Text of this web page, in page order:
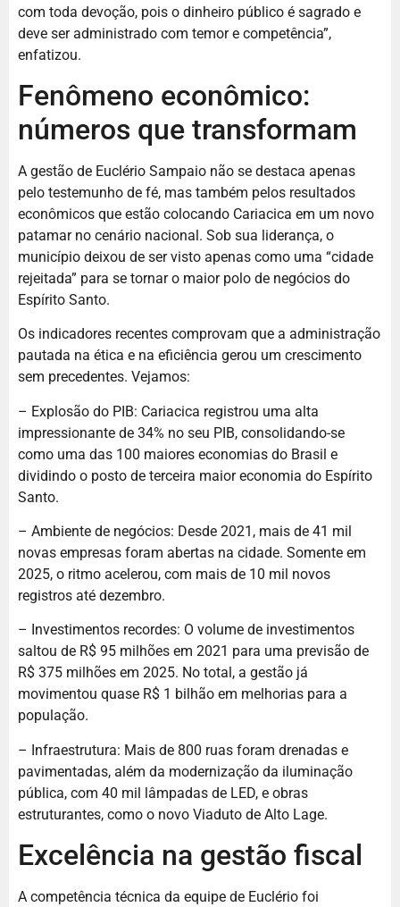
com toda devoção, pois o dinheiro público é sagrado e
deve ser administrado com temor e competência”,
enfatizou.
Fenômeno econômico:
números que transformam
A gestão de Euclério Sampaio não se destaca apenas
pelo testemunho de fé, mas também pelos resultados
econômicos que estão colocando Cariacica em um novo
patamar no cenário nacional. Sob sua liderança, o
município deixou de ser visto apenas como uma “cidade
rejeitada” para se tornar o maior polo de negócios do
Espírito Santo.
Os indicadores recentes comprovam que a administração
pautada na ética e na eficiência gerou um crescimento
sem precedentes. Vejamos:
– Explosão do PIB: Cariacica registrou uma alta
impressionante de 34% no seu PIB, consolidando-se
como uma das 100 maiores economias do Brasil e
dividindo o posto de terceira maior economia do Espírito
Santo.
– Ambiente de negócios: Desde 2021, mais de 41 mil
novas empresas foram abertas na cidade. Somente em
2025, o ritmo acelerou, com mais de 10 mil novos
registros até dezembro.
– Investimentos recordes: O volume de investimentos
saltou de R$ 95 milhões em 2021 para uma previsão de
R$ 375 milhões em 2025. No total, a gestão já
movimentou quase R$ 1 bilhão em melhorias para a
população.
– Infraestrutura: Mais de 800 ruas foram drenadas e
pavimentadas, além da modernização da iluminação
pública, com 40 mil lâmpadas de LED, e obras
estruturantes, como o novo Viaduto de Alto Lage.
Excelência na gestão fiscal
A competência técnica da equipe de Euclério foi